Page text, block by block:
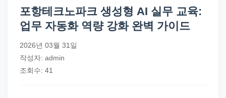
포항테크노파크 생성형 AI 실무 교육:
업무 자동화 역량 강화 완벽 가이드
2026년 03월 31일
작성자: admin
조회수: 41